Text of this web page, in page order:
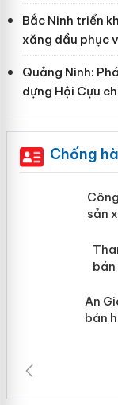
Bắc Ninh triển
xăng dầu phục
Quảng Ninh:
dựng Hội Cựu
Chống